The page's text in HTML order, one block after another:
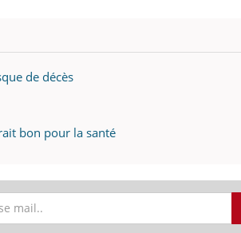
de décès
bon pour la santé